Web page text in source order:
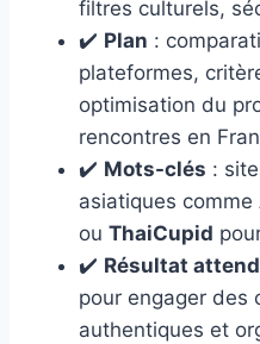
filtres culturels,
✔️ Plan :
plateformes,
optimisation du
rencontres en
✔️ Mots-clés :
asiatiques comme
ou ThaiCupid
✔️ Résultat
pour engager des
authentiques et